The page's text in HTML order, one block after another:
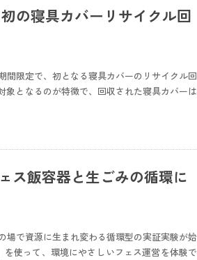
の寝具カバーリサイクル回
間限定で、初となる寝具カバーのリサイクル回
となるのが特徴で、回収された寝具カバーは
ス飯容器と生ごみの循環に
場で資源に生まれ変わる循環型の実証実験が始
使って、環境にやさしいフェス運営を体験で